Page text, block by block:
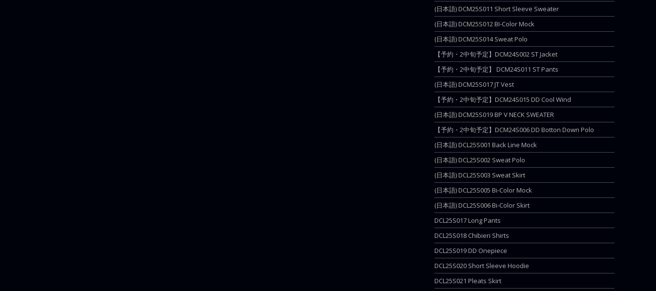
(日本語) DCM25S011 Short Sleeve Sweater
(日本語) DCM25S012 BI-Color Mock
(日本語) DCM25S014 Sweat Polo
【予約・2中旬予定】DCM24S002 ST Jacket
【予約・2中旬予定】 DCM24S011 ST Pants
(日本語) DCM25S017 JT Vest
【予約・2中旬予定】DCM24S015 DD Cool Wind
(日本語) DCM25S019 BP V NECK SWEATER
【予約・2中旬予定】DCM24S006 DD Botton Down Polo
(日本語) DCL25S001 Back Line Mock
(日本語) DCL25S002 Sweat Polo
(日本語) DCL25S003 Sweat Skirt
(日本語) DCL25S005 Bi-Color Mock
(日本語) DCL25S006 Bi-Color Skirt
DCL25S017 Long Pants
DCL25S018 Chibieri Shirts
DCL25S019 DD Onepiece
DCL25S020 Short Sleeve Hoodie
DCL25S021 Pleats Skirt